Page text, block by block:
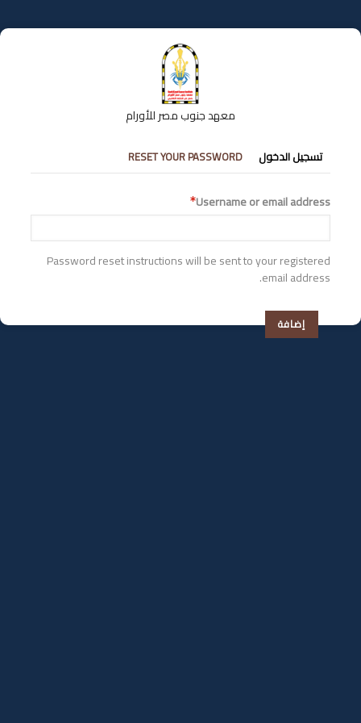
إلى
المحتوى
معهد جنوب مصر للأورام
التبويبات
الأساسية
تسجيل الدخول RESET YOUR PASSWORD
Username or email address
Password reset instructions will be sent to your registered
email address.